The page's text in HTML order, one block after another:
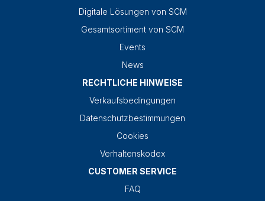
Digitale Lösungen von SCM
Gesamtsortiment von SCM
Events
News
RECHTLICHE HINWEISE
Verkaufsbedingungen
Datenschutzbestimmungen
Cookies
Verhaltenskodex
CUSTOMER SERVICE
FAQ